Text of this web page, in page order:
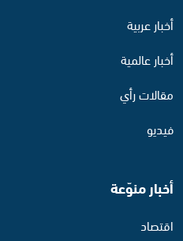
أخبار عربية
أخبار عالمية
مقالات رأي
فيديو
أخبار منوّعة
اقتصاد